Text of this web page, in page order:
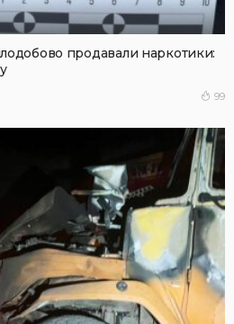
продавали наркотики:
99